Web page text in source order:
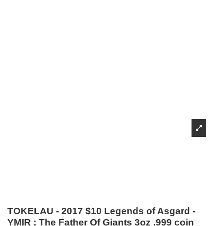
TOKELAU - 2017 $10 Legends of Asgard -
YMIR : The Father Of Giants 3oz .999 coin